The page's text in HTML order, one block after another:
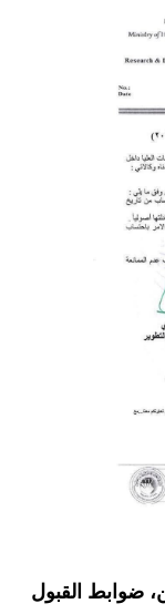
وزارة التربية
ضوابط القبول